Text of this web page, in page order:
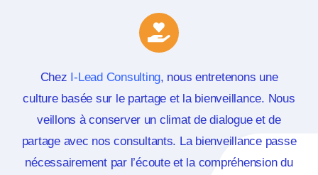
Chez I-Lead Consulting, nous entretenons une
culture basée sur le partage et la bienveillance. Nous
veillons à conserver un climat de dialogue et de
partage avec nos consultants. La bienveillance passe
nécessairement par l’écoute et la compréhension du